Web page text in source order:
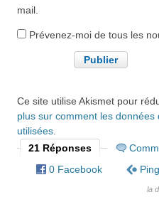
mail.
Prévenez-moi de tous les
Ce site utilise Akismet pour
plus sur comment les
utilisées
21 Réponses
0 Facebook
la